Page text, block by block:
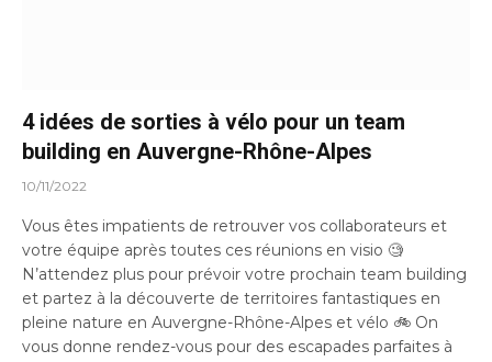
4 idées de sorties à vélo pour un team
building en Auvergne-Rhône-Alpes
10/11/2022
Vous êtes impatients de retrouver vos collaborateurs et
votre équipe après toutes ces réunions en visio 🧐
N’attendez plus pour prévoir votre prochain team building
et partez à la découverte de territoires fantastiques en
pleine nature en Auvergne-Rhône-Alpes et vélo 🚲 On
vous donne rendez-vous pour des escapades parfaites à